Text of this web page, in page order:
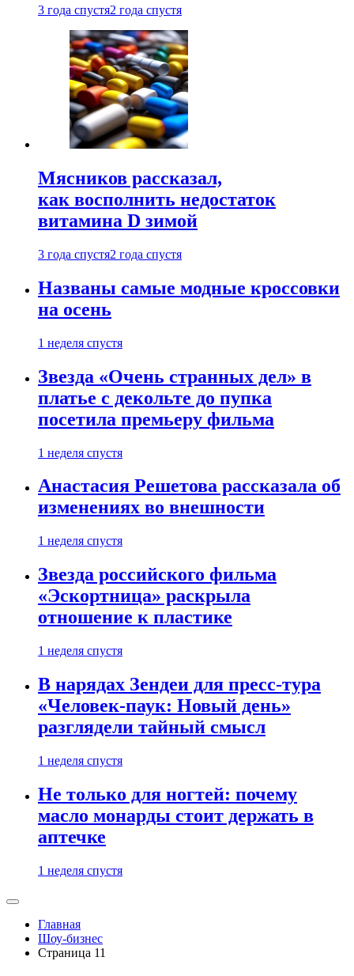
3 года спустя2 года спустя
Мясников рассказал,
как восполнить недостаток
витамина D зимой
3 года спустя2 года спустя
Названы самые модные кроссовки
на осень
1 неделя спустя
Звезда «Очень странных дел» в
платье с декольте до пупка
посетила премьеру фильма
1 неделя спустя
Анастасия Решетова рассказала об
изменениях во внешности
1 неделя спустя
Звезда российского фильма
«Эскортница» раскрыла
отношение к пластике
1 неделя спустя
В нарядах Зендеи для пресс-тура
«Человек-паук: Новый день»
разглядели тайный смысл
1 неделя спустя
Не только для ногтей: почему
масло монарды стоит держать в
аптечке
1 неделя спустя
Главная
Шоу-бизнес
Страница 11